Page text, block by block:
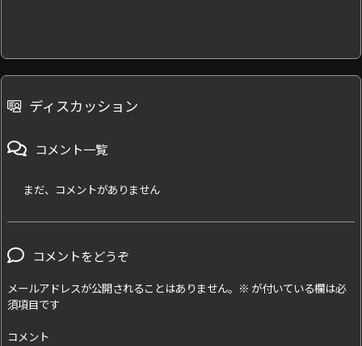
ディスカッション
コメント一覧
まだ、コメントがありません
コメントをどうぞ
メールアドレスが公開されることはありません。 ※ が付いている欄は必
須項目です
コメント